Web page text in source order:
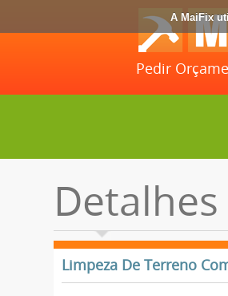
A MaiFix
Pedir
Limpeza De Terreno